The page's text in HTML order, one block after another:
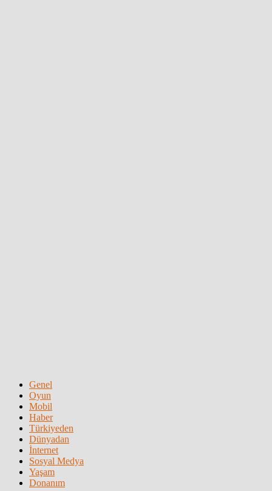
Genel
Oyun
Mobil
Haber
Türkiyeden
Dünyadan
İnternet
Sosyal Medya
Yaşam
Donanım